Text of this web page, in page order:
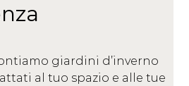
giardini d’inverno
al tuo spazio e alle tue